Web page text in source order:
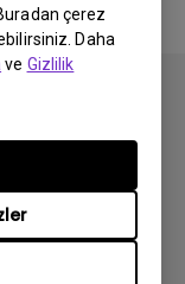
çerez
Daha
ve Gizlilik